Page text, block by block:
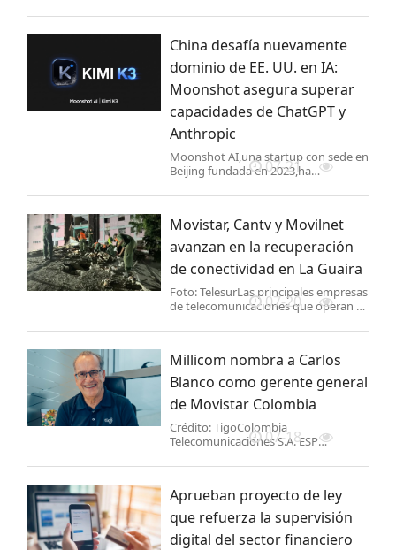
China desafía nuevamente
dominio de EE. UU. en IA:
Moonshot asegura superar
capacidades de ChatGPT y
Anthropic
Moonshot AI,una startup con sede en
Beijing fundada en 2023,ha
modelo de Inteligencia Artificial (IA)
billones de parámetros,s
07-21
Movistar, Cantv y Movilnet
avanzan en la recuperación
de conectividad en La Guaira
Foto: TelesurLas principales empresas
de telecomunicaciones que operan en
restablecimiento de los servicios de
sismos registrados el pasado
07-20
Millicom nombra a Carlos
Blanco como gerente general
de Movistar Colombia
Crédito: TigoColombia
Telecomunicaciones S.A. ESP
oficialmente cambios en su alta
adquisición del 99.99% de su capital
social por pa
07-18
Aprueban proyecto de ley
que refuerza la supervisión
digital del sector financiero